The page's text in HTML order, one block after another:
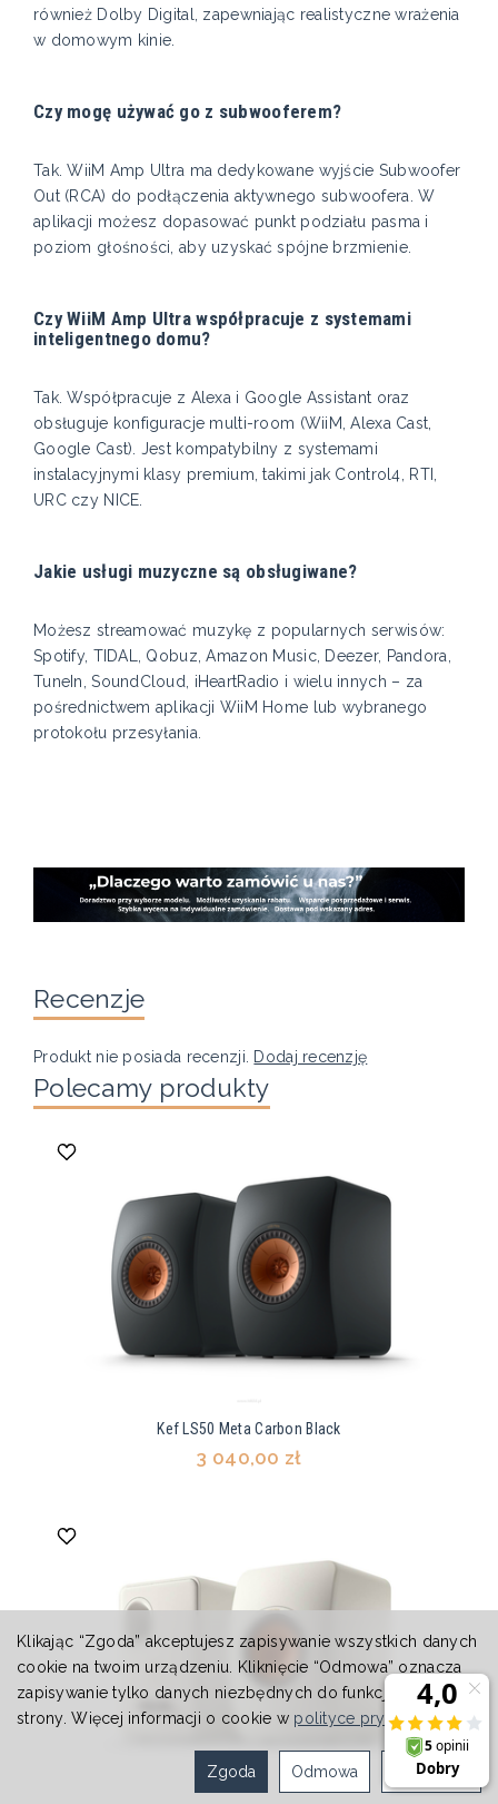
również Dolby Digital, zapewniając realistyczne wrażenia
w domowym kinie.
Czy mogę używać go z subwooferem?
Tak. WiiM Amp Ultra ma dedykowane wyjście Subwoofer
Out (RCA) do podłączenia aktywnego subwoofera. W
aplikacji możesz dopasować punkt podziału pasma i
poziom głośności, aby uzyskać spójne brzmienie.
Czy WiiM Amp Ultra współpracuje z systemami
inteligentnego domu?
Tak. Współpracuje z Alexa i Google Assistant oraz
obsługuje konfiguracje multi-room (WiiM, Alexa Cast,
Google Cast). Jest kompatybilny z systemami
instalacyjnymi klasy premium, takimi jak Control4, RTI,
URC czy NICE.
Jakie usługi muzyczne są obsługiwane?
Możesz streamować muzykę z popularnych serwisów:
Spotify, TIDAL, Qobuz, Amazon Music, Deezer, Pandora,
TuneIn, SoundCloud, iHeartRadio i wielu innych – za
pośrednictwem aplikacji WiiM Home lub wybranego
protokołu przesyłania.
Recenzje
Produkt nie posiada recenzji. Dodaj recenzję
Polecamy produkty
Kef LS50 Meta Carbon Black
3 040,00 zł
Klikając “Zgoda” akceptujesz zapisywanie wszystkich danych
cookie na twoim urządzeniu. Kliknięcie “Odmowa” oznacza
zapisywanie tylko danych niezbędnych do funkcjonowania
strony. Więcej informacji o cookie w polityce prywatności.
Ustawienia
Odmowa
Zgoda